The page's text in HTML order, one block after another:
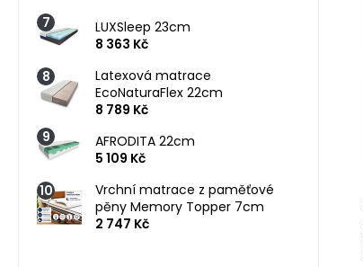
LUXSleep 23cm
8 363 Kč
Latexová matrace
EcoNaturaFlex 22cm
8 789 Kč
AFRODITA 22cm
5 109 Kč
Vrchní matrace z paměťové
pěny Memory Topper 7cm
2 747 Kč